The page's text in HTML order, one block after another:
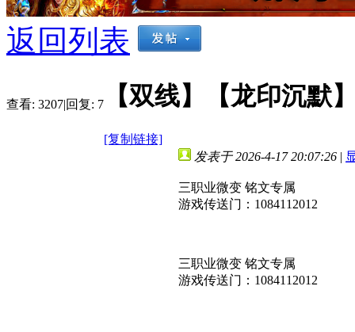
返回列表
查看: 3207|回复: 7 【双线】【龙印沉默
[复制链接]
发表于 2026-4-17 20:07:26 |
三职业微变 铭文专属
游戏传送门：1084112012
三职业微变 铭文专属
游戏传送门：1084112012